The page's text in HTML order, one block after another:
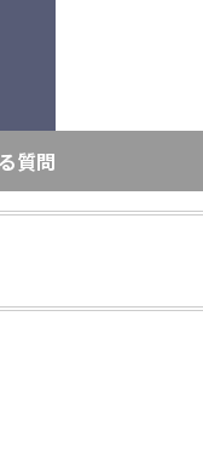
質問